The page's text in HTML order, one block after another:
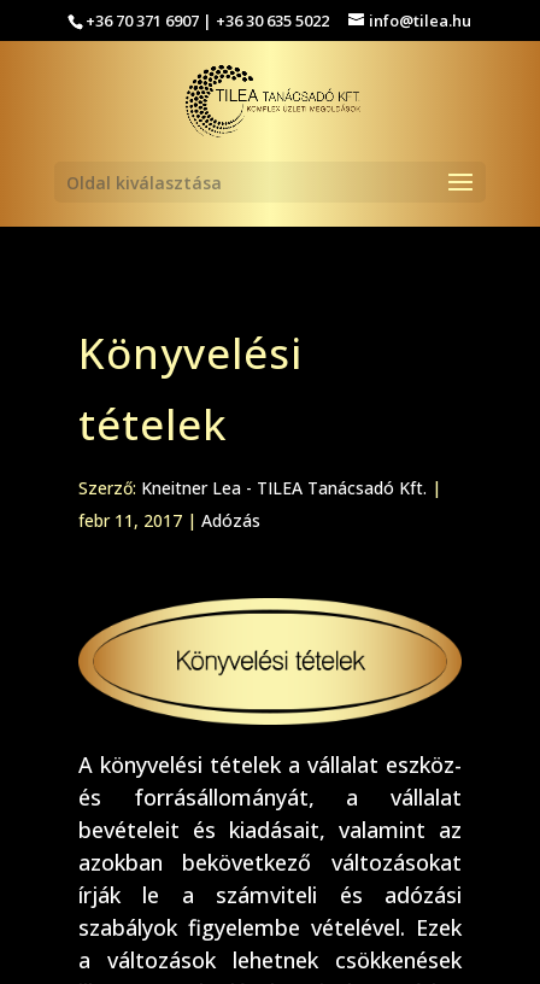
+36 70 371 6907 | +36 30 635 5022 info@tilea.hu
Oldal kiválasztása
Könyvelési
tételek
Szerző: Kneitner Lea - TILEA Tanácsadó Kft. |
febr 11, 2017| Adózás
A könyvelési tételek a vállalat eszköz-
és forrásállományát, a vállalat
bevételeit és kiadásait, valamint az
azokban bekövetkező változásokat
írják le a számviteli és adózási
szabályok figyelembe vételével. Ezek
a változások lehetnek csökkenések